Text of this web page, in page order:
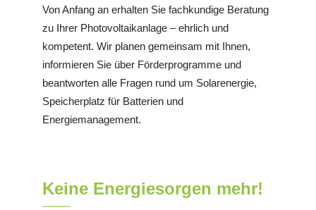
Von Anfang an erhalten Sie fachkundige Beratung
zu Ihrer Photovoltaikanlage – ehrlich und
kompetent. Wir planen gemeinsam mit Ihnen,
informieren Sie über Förderprogramme und
beantworten alle Fragen rund um Solarenergie,
Speicherplatz für Batterien und
Energiemanagement.
Keine Energiesorgen mehr!